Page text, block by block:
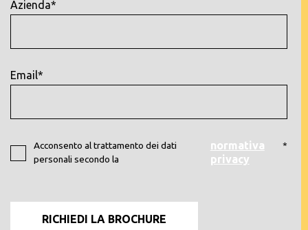
Azienda*
Email*
Acconsento al trattamento dei dati
personali secondo la
normativa
privacy
*